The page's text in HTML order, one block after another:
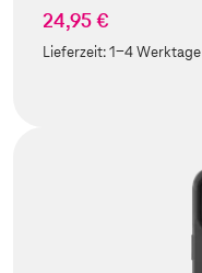
24,95 €
Lieferzeit:1-4 Werktage